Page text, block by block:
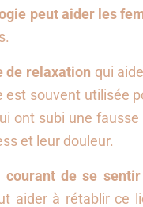
peut aider les
de relaxation qui
est souvent utilisée
ont subi une
et leur douleur.
de se
aider à rétablir ce